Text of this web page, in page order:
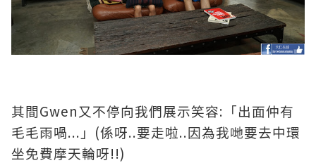
其間 Gwen又不停向我們展示笑容: 「出面仲有
毛毛雨喎... 」 (係呀..要走啦.. 因為我哋要去中環
坐免費摩天輪呀!!)